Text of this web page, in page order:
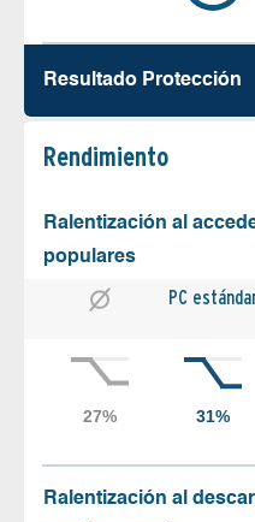
Resultado Protección
Rendimiento
Ralentización al
populares
PC
Ralentización al